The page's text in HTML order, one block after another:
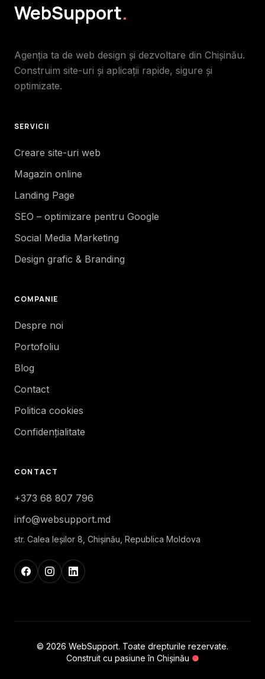
WebSupport.
Agenția ta de web design și dezvoltare din Chișinău.
Construim site-uri și aplicații rapide, sigure și
optimizate.
SERVICII
Creare site-uri web
Magazin online
Landing Page
SEO – optimizare pentru Google
Social Media Marketing
Design grafic & Branding
COMPANIE
Despre noi
Portofoliu
Blog
Contact
Politica cookies
Confidențialitate
CONTACT
+373 68 807 796
info@websupport.md
str. Calea Ieşilor 8, Chișinău, Republica Moldova
© 2026 WebSupport. Toate drepturile rezervate.
Construit cu pasiune în Chișinău ●